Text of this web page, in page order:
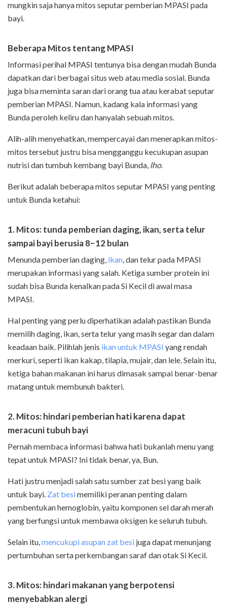
mungkin saja hanya mitos seputar pemberian MPASI pada
bayi.
Beberapa Mitos tentang MPASI
Informasi perihal MPASI tentunya bisa dengan mudah Bunda
dapatkan dari berbagai situs web atau media sosial. Bunda
juga bisa meminta saran dari orang tua atau kerabat seputar
pemberian MPASI. Namun, kadang kala informasi yang
Bunda peroleh keliru dan hanyalah sebuah mitos.
Alih-alih menyehatkan, mempercayai dan menerapkan mitos-
mitos tersebut justru bisa mengganggu kecukupan asupan
nutrisi dan tumbuh kembang bayi Bunda, lho.
Berikut adalah beberapa mitos seputar MPASI yang penting
untuk Bunda ketahui:
1. Mitos: tunda pemberian daging, ikan, serta telur
sampai bayi berusia 8−12 bulan
Menunda pemberian daging, ikan, dan telur pada MPASI
merupakan informasi yang salah. Ketiga sumber protein ini
sudah bisa Bunda kenalkan pada Si Kecil di awal masa
MPASI.
Hal penting yang perlu diperhatikan adalah pastikan Bunda
memilih daging, ikan, serta telur yang masih segar dan dalam
keadaan baik. Pilihlah jenis ikan untuk MPASI yang rendah
merkuri, seperti ikan kakap, tilapia, mujair, dan lele. Selain itu,
ketiga bahan makanan ini harus dimasak sampai benar-benar
matang untuk membunuh bakteri.
2. Mitos: hindari pemberian hati karena dapat
meracuni tubuh bayi
Pernah membaca informasi bahwa hati bukanlah menu yang
tepat untuk MPASI? Ini tidak benar, ya, Bun.
Hati justru menjadi salah satu sumber zat besi yang baik
untuk bayi. Zat besimemiliki peranan penting dalam
pembentukan hemoglobin, yaitu komponen sel darah merah
yang berfungsi untuk membawa oksigen ke seluruh tubuh.
Selain itu,mencukupi asupan zat besi juga dapat menunjang
pertumbuhan serta perkembangan saraf dan otak Si Kecil.
3. Mitos: hindari makanan yang berpotensi
menyebabkan alergi